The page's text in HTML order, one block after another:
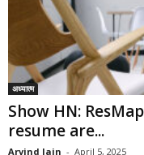
अध्यात्म
Show HN:
resume are...
Arvind Jain - April 5, 2025